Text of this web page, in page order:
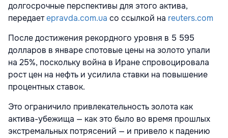
долгосрочные перспективы для этого актива,
передаетepravda.com.ua со ссылкой на reuters.com
После достижения рекордного уровня в 5 595
долларов в январе спотовые цены на золото упали
на 25%, поскольку война в Иране спровоцировала
рост цен на нефть и усилила ставки на повышение
процентных ставок.
Это ограничило привлекательность золота как
актива-убежища — как это было во время прошлых
экстремальных потрясений — и привело к падению